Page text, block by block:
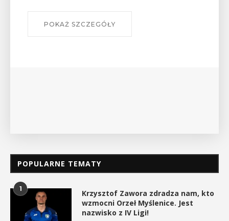
POPULARNE TEMATY
1
Krzysztof Zawora zdradza nam, kto
wzmocni Orzeł Myślenice. Jest
nazwisko z IV Ligi!